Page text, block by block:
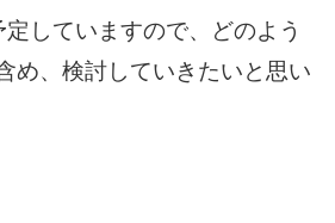
していますので、どのよう
め、検討していきたいと思い